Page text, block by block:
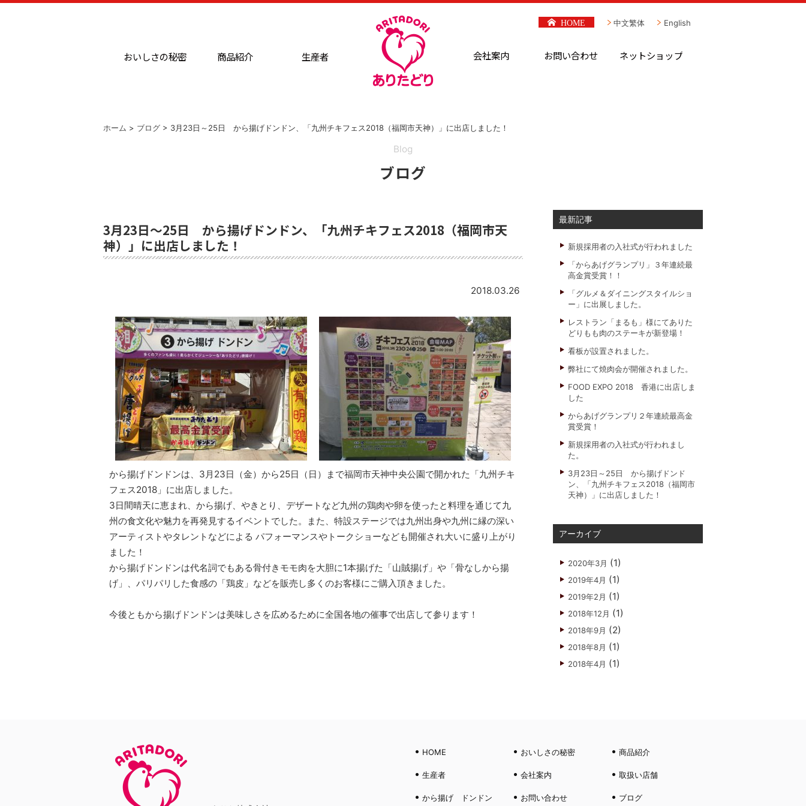
English
中文繁体
HOME
おいしさの秘密 商品紹介 生産者 会社案内 お問い合わせ ネットショップ
ホーム > ブログ > 3月23日～25日 から揚げドンドン、「九州チキフェス2018（福岡市天神）」に出店しました！
Blog
ブログ
3月23日～25日 から揚げドンドン、「九州チキフェス2018（福岡市天
神）」に出店しました！
2018.03.26
から揚げドンドンは、3月23日（金）から25日（日）まで福岡市天神中央公園で開かれた「九州チキ
フェス2018」に出店しました。
3日間晴天に恵まれ、から揚げ、やきとり、デザートなど九州の鶏肉や卵を使ったと料理を通じて九
州の食文化や魅力を再発見するイベントでした。また、特設ステージでは九州出身や九州に縁の深い
アーティストやタレントなどによる パフォーマンスやトークショーなども開催され大いに盛り上がり
ました！
から揚げドンドンは代名詞でもある骨付きモモ肉を大胆に1本揚げた「山賊揚げ」や「骨なしから揚
げ」、パリパリした食感の「鶏皮」などを販売し多くのお客様にご購入頂きました。
今後ともから揚げドンドンは美味しさを広めるために全国各地の催事で出店して参ります！
最新記事
新規採用者の入社式が行われました
「からあげグランプリ」３年連続最
高金賞受賞！！
「グルメ＆ダイニングスタイルショ
ー」に出展しました。
レストラン「まるも」様にてありた
どりもも肉のステーキが新登場！
看板が設置されました。
弊社にて焼肉会が開催されました。
FOOD EXPO 2018 香港に出店しま
した
からあげグランプリ２年連続最高金
賞受賞！
新規採用者の入社式が行われまし
た。
3月23日～25日 から揚げドンド
ン、「九州チキフェス2018（福岡市
天神）」に出店しました！
アーカイブ
2020年3月 (1)
2019年4月 (1)
2019年2月 (1)
2018年12月 (1)
2018年9月 (2)
2018年8月 (1)
2018年4月 (1)
HOME おいしさの秘密 商品紹介
生産者 会社案内 取扱い店舗
から揚げ ドンドン お問い合わせ
ブログ